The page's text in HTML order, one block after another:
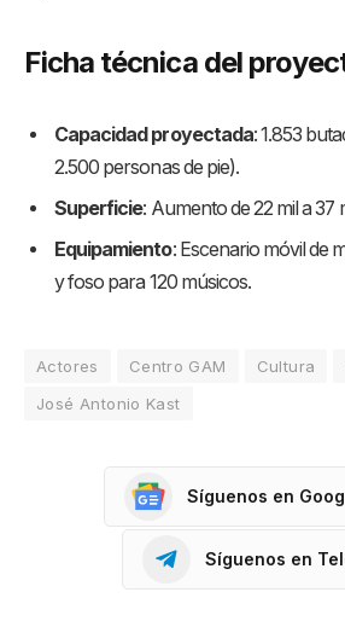
Ficha técnica del
Capacidad proyectada: 1.853
2.500 personas de pie).
Superficie: Aumento de 22 mil a 37
Equipamiento: Escenario móvil de
y foso para 120 músicos.
Actores Centro GAM Cultura
José Antonio Kast
Síguenos en
Síguenos en